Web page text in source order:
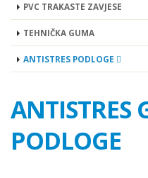
PVC TRAKASTE ZAVJESE
TEHNIČKA GUMA
ANTISTRES PODLOGE
ANTISTRES
PODLOGE